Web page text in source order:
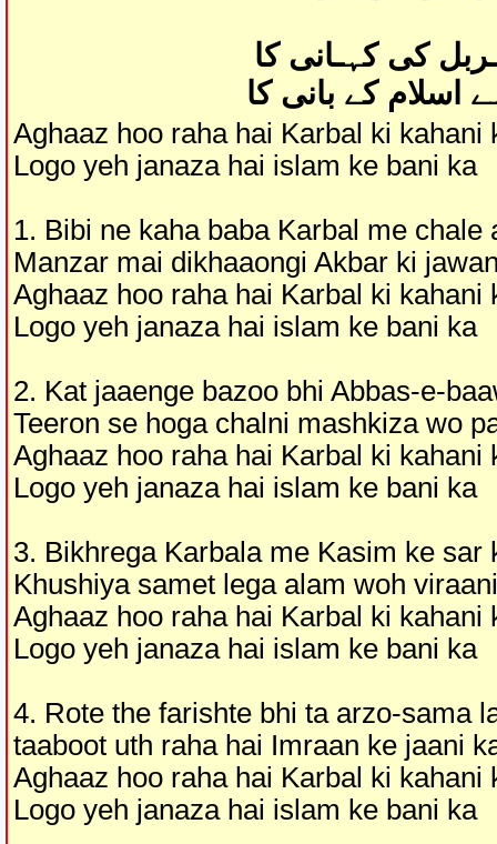
کی کہـانی کا
اسلام کے بانی کا
Aghaaz hoo raha hai Karbal ki kahani
Logo yeh janaza hai islam ke bani ka
1. Bibi ne kaha baba Karbal me chale
Manzar mai dikhaaongi Akbar ki
Aghaaz hoo raha hai Karbal ki kahani
Logo yeh janaza hai islam ke bani ka
2. Kat jaaenge bazoo bhi Abbas-e-
Teeron se hoga chalni mashkiza wo
Aghaaz hoo raha hai Karbal ki kahani
Logo yeh janaza hai islam ke bani ka
3. Bikhrega Karbala me Kasim ke sar
Khushiya samet lega alam woh
Aghaaz hoo raha hai Karbal ki kahani
Logo yeh janaza hai islam ke bani ka
4. Rote the farishte bhi ta arzo-sama
taaboot uth raha hai Imraan ke jaani
Aghaaz hoo raha hai Karbal ki kahani
Logo yeh janaza hai islam ke bani ka